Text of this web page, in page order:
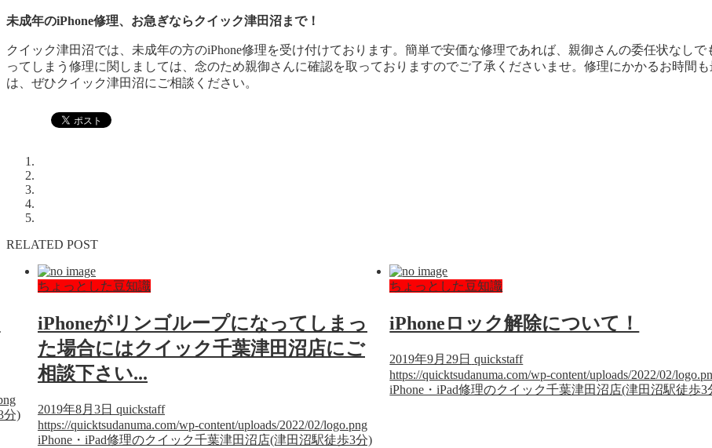
未成年のiPhone修理、お急ぎならクイック津田沼まで！
クイック津田沼では、未成年の方のiPhone修理を受け付けております。簡単で安価な修理であれば、親御さんの委任状なし
ってしまう修理に関しましては、念のため親御さんに確認を取っておりますのでご了承くださいませ。修理にかかるお時間
は、ぜひクイック津田沼にご相談ください。
RELATED POST
分)
ちょっとした豆知識
iPhoneがリンゴループになってしまっ
た場合にはクイック千葉津田沼店にご
相談下さい...
2019年8月3日 quickstaff
https://quicktsudanuma.com/wp-content/uploads/2022/02/logo.png
iPhone・iPad修理のクイック千葉津田沼店(津田沼駅徒歩3分)
ちょっとした豆知識
iPhoneロック解除について！
2019年9月29日 quickstaff
https://quicktsudanuma.com/wp-content/uploads/2022/02/
iPhone・iPad修理のクイック千葉津田沼店(津田沼駅徒歩3